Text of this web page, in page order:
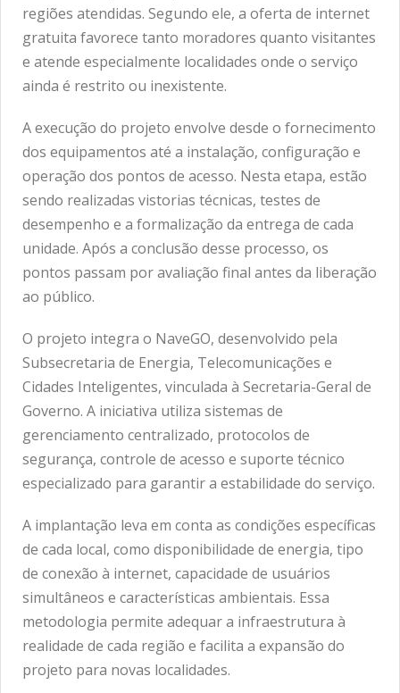
regiões atendidas. Segundo ele, a oferta de internet
gratuita favorece tanto moradores quanto visitantes
e atende especialmente localidades onde o serviço
ainda é restrito ou inexistente.
A execução do projeto envolve desde o fornecimento
dos equipamentos até a instalação, configuração e
operação dos pontos de acesso. Nesta etapa, estão
sendo realizadas vistorias técnicas, testes de
desempenho e a formalização da entrega de cada
unidade. Após a conclusão desse processo, os
pontos passam por avaliação final antes da liberação
ao público.
O projeto integra o NaveGO, desenvolvido pela
Subsecretaria de Energia, Telecomunicações e
Cidades Inteligentes, vinculada à Secretaria-Geral de
Governo. A iniciativa utiliza sistemas de
gerenciamento centralizado, protocolos de
segurança, controle de acesso e suporte técnico
especializado para garantir a estabilidade do serviço.
A implantação leva em conta as condições específicas
de cada local, como disponibilidade de energia, tipo
de conexão à internet, capacidade de usuários
simultâneos e características ambientais. Essa
metodologia permite adequar a infraestrutura à
realidade de cada região e facilita a expansão do
projeto para novas localidades.